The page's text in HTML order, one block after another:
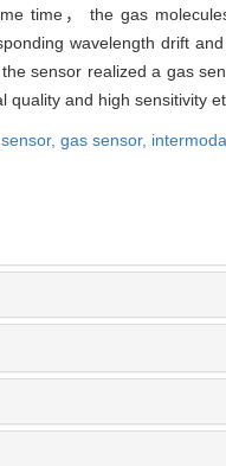
time， the gas
wavelength drift
sensor realized a gas
quality and high sensitivity
gas sensor,